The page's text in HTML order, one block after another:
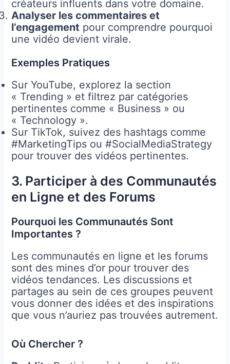
créateurs influents dans votre domaine.
Analyser les commentaires et
l’engagement pour comprendre pourquoi
une vidéo devient virale.
Exemples Pratiques
Sur YouTube, explorez la section
« Trending » et filtrez par catégories
pertinentes comme « Business » ou
« Technology ».
Sur TikTok, suivez des hashtags comme
#MarketingTips ou #SocialMediaStrategy
pour trouver des vidéos pertinentes.
3. Participer à des Communautés
en Ligne et des Forums
Pourquoi les Communautés Sont
Importantes ?
Les communautés en ligne et les forums
sont des mines d’or pour trouver des
vidéos tendances. Les discussions et
partages au sein de ces groupes peuvent
vous donner des idées et des inspirations
que vous n’auriez pas trouvées autrement.
Où Chercher ?